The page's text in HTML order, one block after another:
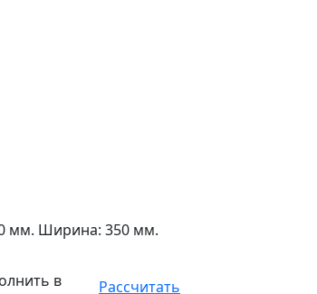
мм. Ширина: 350 мм.
в
Рассчитать